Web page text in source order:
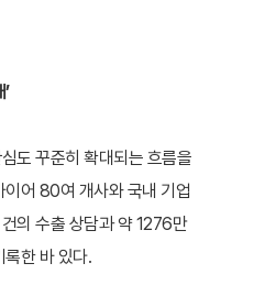
도 꾸준히 확대되는 흐름을
어 80여 개사와 국내 기업
의 수출 상담과 약 1276만
록한 바 있다.